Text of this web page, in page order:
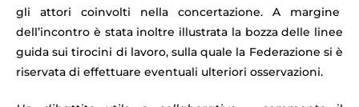
gli attori coinvolti nella concertazione. A margine
dell’incontro è stata inoltre illustrata la bozza delle linee
guida sui tirocini di lavoro, sulla quale la Federazione si è
riservata di effettuare eventuali ulteriori osservazioni.